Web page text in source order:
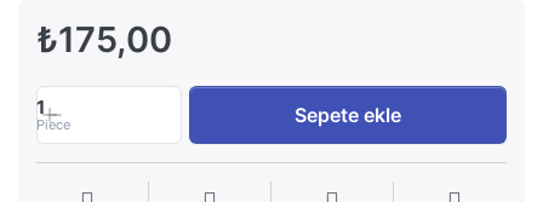
₺175,00
1
Piece Sepete ekle